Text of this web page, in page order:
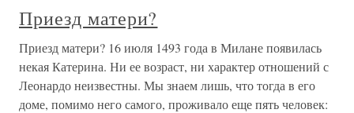
Приезд матери?
Приезд матери? 16 июля 1493 года в Милане появилась
некая Катерина. Ни ее возраст, ни характер отношений с
Леонардо неизвестны. Мы знаем лишь, что тогда в его
доме, помимо него самого, проживало еще пять человек: